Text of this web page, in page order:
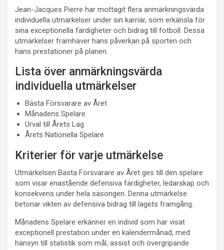
Jean-Jacques Pierre har mottagit flera anmärkningsvärda
individuella utmärkelser under sin karriär, som erkänsla för
sina exceptionella färdigheter och bidrag till fotboll. Dessa
utmärkelser framhäver hans påverkan på sporten och
hans prestationer på planen.
Lista över anmärkningsvärda
individuella utmärkelser
Bästa Försvarare av Året
Månadens Spelare
Urval till Årets Lag
Årets Nationella Spelare
Kriterier för varje utmärkelse
Utmärkelsen Bästa Försvarare av Året ges till den spelare
som visar enastående defensiva färdigheter, ledarskap och
konsekvens under hela säsongen. Denna utmärkelse
betonar vikten av defensiva bidrag till lagets framgång.
Månadens Spelare erkänner en individ som har visat
exceptionell prestation under en kalendermånad, med
hänsyn till statistik som mål, assist och övergripande